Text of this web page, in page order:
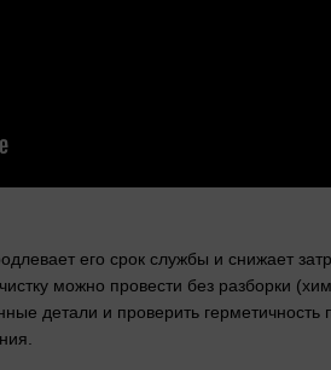
его срок службы и снижает
можно провести без разборки
детали и проверить